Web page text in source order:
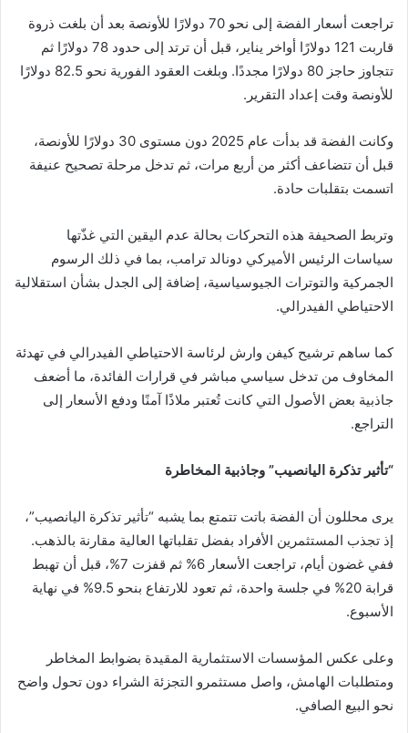
تراجعت أسعار الفضة إلى نحو 70 دولارًا للأونصة بعد أن بلغت ذروة
قاربت 121 دولارًا أواخر يناير، قبل أن ترتد إلى حدود 78 دولارًا ثم
تتجاوز حاجز 80 دولارًا مجددًا. وبلغت العقود الفورية نحو 82.5 دولارًا
للأونصة وقت إعداد التقرير.
وكانت الفضة قد بدأت عام 2025 دون مستوى 30 دولارًا للأونصة،
قبل أن تتضاعف أكثر من أربع مرات، ثم تدخل مرحلة تصحيح عنيفة
اتسمت بتقلبات حادة.
وتربط الصحيفة هذه التحركات بحالة عدم اليقين التي غذّتها
سياسات الرئيس الأميركي دونالد ترامب، بما في ذلك الرسوم
الجمركية والتوترات الجيوسياسية، إضافة إلى الجدل بشأن استقلالية
الاحتياطي الفيدرالي.
كما ساهم ترشيح كيفن وارش لرئاسة الاحتياطي الفيدرالي في تهدئة
المخاوف من تدخل سياسي مباشر في قرارات الفائدة، ما أضعف
جاذبية بعض الأصول التي كانت تُعتبر ملاذًا آمنًا ودفع الأسعار إلى
التراجع.
“تأثير تذكرة اليانصيب” وجاذبية المخاطرة
يرى محللون أن الفضة باتت تتمتع بما يشبه “تأثير تذكرة اليانصيب”،
إذ تجذب المستثمرين الأفراد بفضل تقلباتها العالية مقارنة بالذهب.
ففي غضون أيام، تراجعت الأسعار 6% ثم قفزت 7%، قبل أن تهبط
قرابة 20% في جلسة واحدة، ثم تعود للارتفاع بنحو 9.5% في نهاية
الأسبوع.
وعلى عكس المؤسسات الاستثمارية المقيدة بضوابط المخاطر
ومتطلبات الهامش، واصل مستثمرو التجزئة الشراء دون تحول واضح
نحو البيع الصافي.